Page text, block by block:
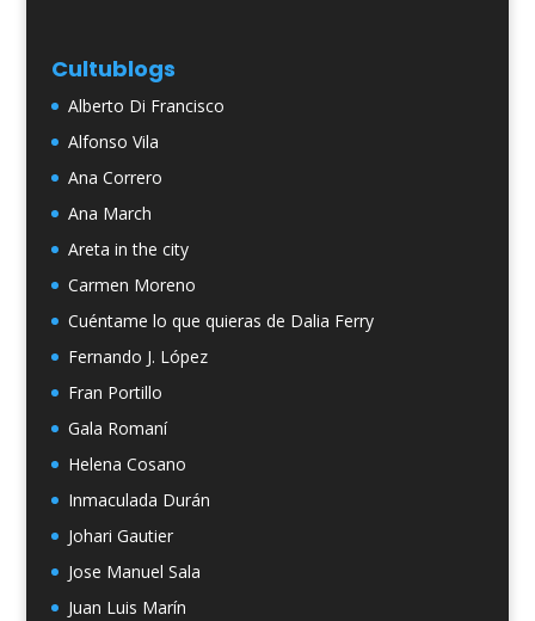
Cultublogs
Alberto Di Francisco
Alfonso Vila
Ana Correro
Ana March
Areta in the city
Carmen Moreno
Cuéntame lo que quieras de Dalia Ferry
Fernando J. López
Fran Portillo
Gala Romaní
Helena Cosano
Inmaculada Durán
Johari Gautier
Jose Manuel Sala
Juan Luis Marín